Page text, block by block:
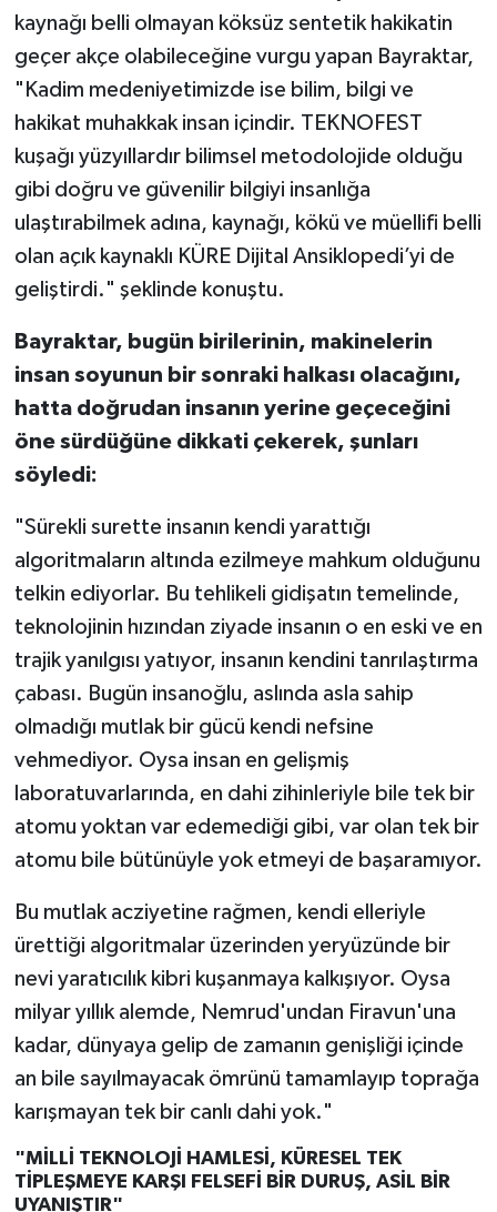
kaynağı belli olmayan köksüz sentetik hakikatin
geçer akçe olabileceğine vurgu yapan Bayraktar,
"Kadim medeniyetimizde ise bilim, bilgi ve
hakikat muhakkak insan içindir. TEKNOFEST
kuşağı yüzyıllardır bilimsel metodolojide olduğu
gibi doğru ve güvenilir bilgiyi insanlığa
ulaştırabilmek adına, kaynağı, kökü ve müellifi belli
olan açık kaynaklı KÜRE Dijital Ansiklopedi’yi de
geliştirdi." şeklinde konuştu.
Bayraktar, bugün birilerinin, makinelerin
insan soyunun bir sonraki halkası olacağını,
hatta doğrudan insanın yerine geçeceğini
öne sürdüğüne dikkati çekerek, şunları
söyledi:
"Sürekli surette insanın kendi yarattığı
algoritmaların altında ezilmeye mahkum olduğunu
telkin ediyorlar. Bu tehlikeli gidişatın temelinde,
teknolojinin hızından ziyade insanın o en eski ve en
trajik yanılgısı yatıyor, insanın kendini tanrılaştırma
çabası. Bugün insanoğlu, aslında asla sahip
olmadığı mutlak bir gücü kendi nefsine
vehmediyor. Oysa insan en gelişmiş
laboratuvarlarında, en dahi zihinleriyle bile tek bir
atomu yoktan var edemediği gibi, var olan tek bir
atomu bile bütünüyle yok etmeyi de başaramıyor.
Bu mutlak acziyetine rağmen, kendi elleriyle
ürettiği algoritmalar üzerinden yeryüzünde bir
nevi yaratıcılık kibri kuşanmaya kalkışıyor. Oysa
milyar yıllık alemde, Nemrud'undan Firavun'una
kadar, dünyaya gelip de zamanın genişliği içinde
an bile sayılmayacak ömrünü tamamlayıp toprağa
karışmayan tek bir canlı dahi yok."
"MİLLİ TEKNOLOJİ HAMLESİ, KÜRESEL TEK
TİPLEŞMEYE KARŞI FELSEFİ BİR DURUŞ, ASİL BİR
UYANIŞTIR"